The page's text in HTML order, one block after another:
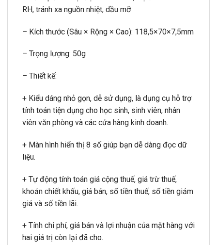
RH, tránh xa nguồn nhiệt, dầu mỡ
– Kích thước (Sâu × Rộng × Cao): 118,5×70×7,5mm
– Trọng lượng: 50g
– Thiết kế:
+ Kiểu dáng nhỏ gọn, dễ sử dụng, là dụng cụ hỗ trợ
tính toán tiện dụng cho học sinh, sinh viên, nhân
viên văn phòng và các cửa hàng kinh doanh.
+ Màn hình hiển thị 8 số giúp bạn dễ dàng đọc dữ
liệu.
+ Tự động tính toán giá cộng thuế, giá trừ thuế,
khoản chiết khấu, giá bán, số tiền thuế, số tiền giảm
giá và số tiền lãi.
+ Tính chi phí, giá bán và lợi nhuận của mặt hàng với
hai giá trị còn lại đã cho.